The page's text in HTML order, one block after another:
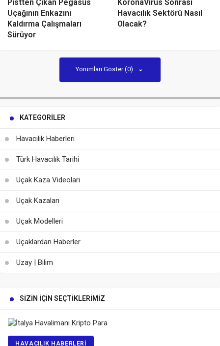
Pistten Çıkan Pegasus
Uçağının Enkazını
Kaldırma Çalışmaları
Sürüyor
KoronaVirüs Sonrası
Havacılık Sektörü Nasıl
Olacak?
Yorumları Göster (0)
KATEGORILER
Havacılık Haberleri
Türk Havacılık Tarihi
Uçak Kaza Videoları
Uçak Kazaları
Uçak Modelleri
Uçaklardan Haberler
Uzay | Bilim
SIZIN İÇIN SEÇTIKLERIMIZ
HAVACILIK HABERLERI